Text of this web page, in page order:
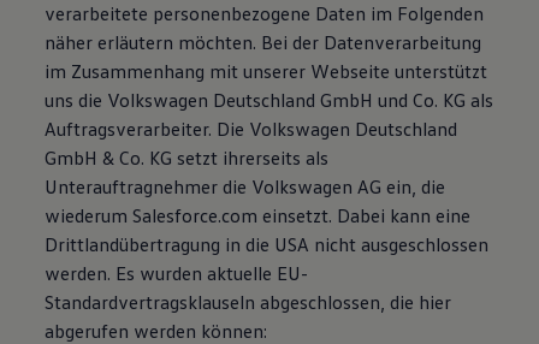
verarbeitete personenbezogene Daten im Folgenden
näher erläutern möchten. Bei der Datenverarbeitung
im Zusammenhang mit unserer Webseite unterstützt
uns die Volkswagen Deutschland GmbH und Co. KG als
Auftragsverarbeiter. Die Volkswagen Deutschland
GmbH & Co. KG setzt ihrerseits als
Unterauftragnehmer die Volkswagen AG ein, die
wiederum Salesforce.com einsetzt. Dabei kann eine
Drittlandübertragung in die USA nicht ausgeschlossen
werden. Es wurden aktuelle EU-
Standardvertragsklauseln abgeschlossen, die hier
abgerufen werden können: